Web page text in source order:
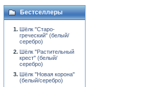
Бестселлеры
Шёлк "Старо-
греческий" (белый/
серебро)
Шёлк "Растительный
крест" (белый/
серебро)
Шёлк "Новая корона"
(белый/серебро)